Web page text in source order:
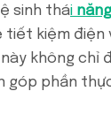
sinh thái
kiệm điện
không chỉ
góp phần